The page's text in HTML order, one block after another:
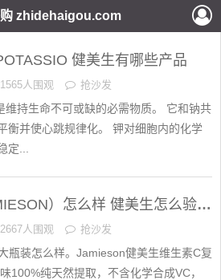
zhidehaigou.com
健美生有哪些产品
1565人围观 抢沙发
维持生命不可或缺的必需物质。 它和钠共
衡并使心跳规律化。 钾对细胞内的化学
定...
）怎么样 健美生怎么验真伪
2667人围观 抢沙发
瓶装怎么样。Jamieson健美生维生素C复
100%纯天然提取，不含化学合成VC，